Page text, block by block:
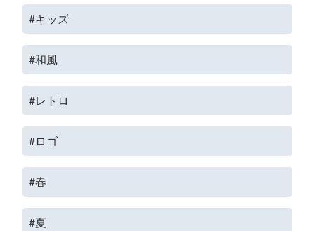
#キッズ
#和風
#レトロ
#ロゴ
#春
#夏